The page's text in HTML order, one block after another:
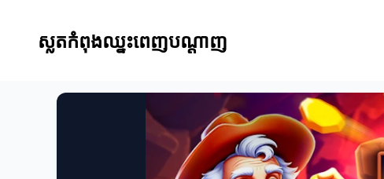
ស្លតកំពុងឈ្នះពេញបណ្តាញ